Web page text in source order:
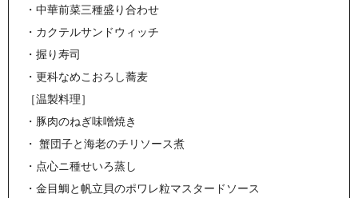
・中華前菜三種盛り合わせ
・カクテルサンドウィッチ
・握り寿司
・更科なめこおろし蕎麦
［温製料理］
・豚肉のねぎ味噌焼き
・ 蟹団子と海老のチリソース煮
・点心ニ種せいろ蒸し
・金目鯛と帆立貝のポワレ粒マスタードソース